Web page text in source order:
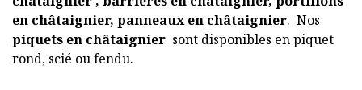
en châtaignier, panneaux en châtaignier. Nos
piquets en châtaignier sont disponibles en piquet
rond, scié ou fendu.